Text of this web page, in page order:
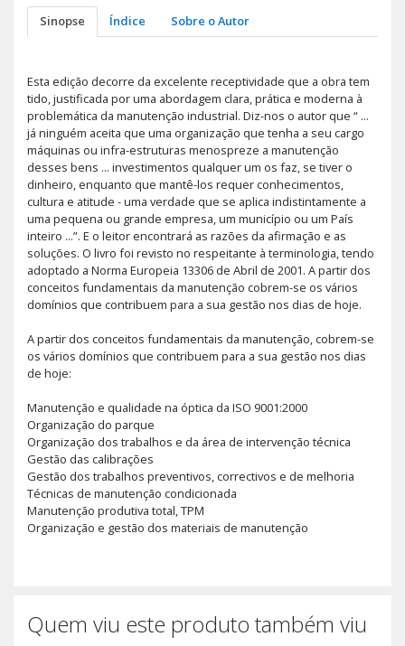
Sinopse Índice Sobre o Autor
Esta edição decorre da excelente receptividade que a obra tem
tido, justificada por uma abordagem clara, prática e moderna à
problemática da manutenção industrial. Diz-nos o autor que “ ...
já ninguém aceita que uma organização que tenha a seu cargo
máquinas ou infra-estruturas menospreze a manutenção
desses bens ... investimentos qualquer um os faz, se tiver o
dinheiro, enquanto que mantê-los requer conhecimentos,
cultura e atitude - uma verdade que se aplica indistintamente a
uma pequena ou grande empresa, um município ou um País
inteiro ...”. E o leitor encontrará as razões da afirmação e as
soluções. O livro foi revisto no respeitante à terminologia, tendo
adoptado a Norma Europeia 13306 de Abril de 2001. A partir dos
conceitos fundamentais da manutenção cobrem-se os vários
domínios que contribuem para a sua gestão nos dias de hoje.
A partir dos conceitos fundamentais da manutenção, cobrem-se
os vários domínios que contribuem para a sua gestão nos dias
de hoje:
Manutenção e qualidade na óptica da ISO 9001:2000
Organização do parque
Organização dos trabalhos e da área de intervenção técnica
Gestão das calibrações
Gestão dos trabalhos preventivos, correctivos e de melhoria
Técnicas de manutenção condicionada
Manutenção produtiva total, TPM
Organização e gestão dos materiais de manutenção
Quem viu este produto também viu